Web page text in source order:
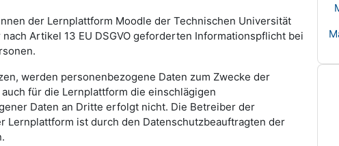
der Lernplattform Moodle der Technischen Universität
Artikel 13 EU DSGVO geforderten Informationspflicht bei
werden personenbezogene Daten zum Zwecke der
für die Lernplattform die einschlägigen
Daten an Dritte erfolgt nicht. Die Betreiber der
ist durch den Datenschutzbeauftragten der